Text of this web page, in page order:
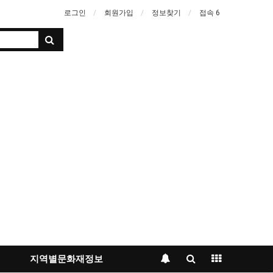
로그인 회원가입 정보찾기 접속 6
지역별문화재정보